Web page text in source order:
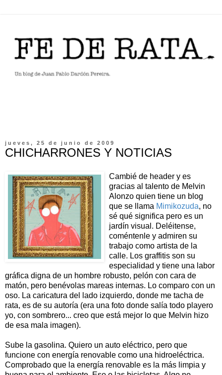
jueves, 25 de junio de 2009
CHICHARRONES Y NOTICIAS
Cambié de header y es
gracias al talento de Melvin
Alonzo quien tiene un blog
que se llama Mimikozuda, no
sé qué significa pero es un
jardín visual. Deléitense,
coméntenle y admiren su
trabajo como artista de la
calle. Los graffitis son su
especialidad y tiene una labor
gráfica digna de un hombre robusto, pelón con cara de
matón, pero benévolas mareas internas. Lo comparo con un
oso. La caricatura del lado izquierdo, donde me tacha de
rata, es de su autoría (era una foto donde salía todo playero
yo, con sombrero... creo que está mejor lo que Melvin hizo
de esa mala imagen).
Sube la gasolina. Quiero un auto eléctrico, pero que
funcione con energía renovable como una hidroeléctrica.
Comprobado que la energía renovable es la más limpia y